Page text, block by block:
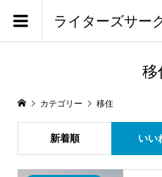
ライターズサー
移
カテゴリー 移住
新着順 いい